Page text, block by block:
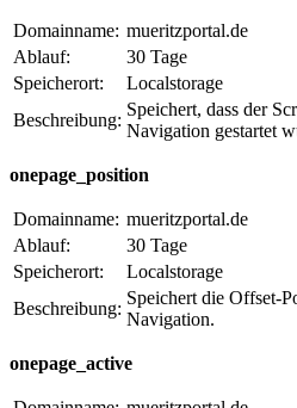
Domainname: mueritzportal.de
Ablauf:
30 Tage
Speicherort:
Localstorage
Beschreibung:
Speichert, dass der
Navigation gestartet
onepage_position
Domainname: mueritzportal.de
Ablauf:
30 Tage
Speicherort:
Localstorage
Beschreibung:
Speichert die Offset-
Navigation.
onepage_active